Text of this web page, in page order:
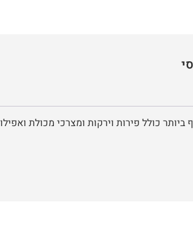
כולל פירות וירקות ומצרכי מכולת